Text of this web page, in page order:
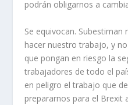
podrán obligarnos a
Se equivocan. Subestiman
hacer nuestro trabajo, y
que pongan en riesgo la
trabajadores de todo el
en peligro el trabajo que
prepararnos para el Brexit